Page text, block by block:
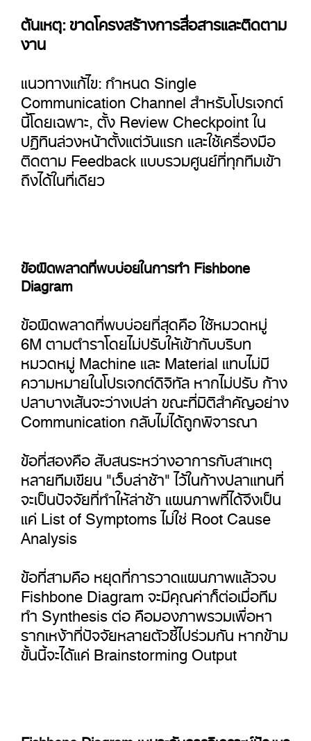
ต้นเหตุ: ขาดโครงสร้างการสื่อสารและติดตาม
งาน
แนวทางแก้ไข: กำหนด Single
Communication Channel สำหรับโปรเจกต์
นี้โดยเฉพาะ, ตั้ง Review Checkpoint ใน
ปฏิทินล่วงหน้าตั้งแต่วันแรก และใช้เครื่องมือ
ติดตาม Feedback แบบรวมศูนย์ที่ทุกทีมเข้า
ถึงได้ในที่เดียว
ข้อผิดพลาดที่พบบ่อยในการทำ Fishbone
Diagram
ข้อผิดพลาดที่พบบ่อยที่สุดคือ ใช้หมวดหมู่
6M ตามตำราโดยไม่ปรับให้เข้ากับบริบท
หมวดหมู่ Machine และ Material แทบไม่มี
ความหมายในโปรเจกต์ดิจิทัล หากไม่ปรับ ก้าง
ปลาบางเส้นจะว่างเปล่า ขณะที่มิติสำคัญอย่าง
Communication กลับไม่ได้ถูกพิจารณา
ข้อที่สองคือ สับสนระหว่างอาการกับสาเหตุ
หลายทีมเขียน "เว็บล่าช้า" ไว้ในก้างปลาแทนที่
จะเป็นปัจจัยที่ทำให้ล่าช้า แผนภาพที่ได้จึงเป็น
แค่ List of Symptoms ไม่ใช่ Root Cause
Analysis
ข้อที่สามคือ หยุดที่การวาดแผนภาพแล้วจบ
Fishbone Diagram จะมีคุณค่าก็ต่อเมื่อทีม
ทำ Synthesis ต่อ คือมองภาพรวมเพื่อหา
รากเหง้าที่ปัจจัยหลายตัวชี้ไปร่วมกัน หากข้าม
ขั้นนี้จะได้แค่ Brainstorming Output